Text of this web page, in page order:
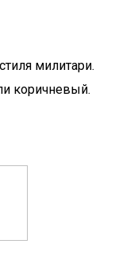
милитари.
коричневый.